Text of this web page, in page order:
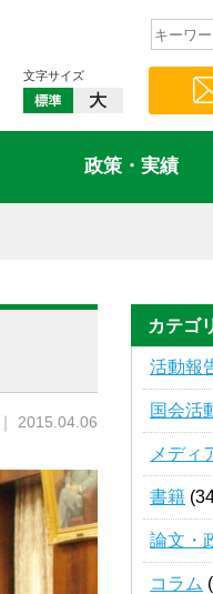
文字サイズ
政策・実績
｜ 2015.04.06
カテゴ
活動報
国会活
メディ
書籍
論文・
コラム